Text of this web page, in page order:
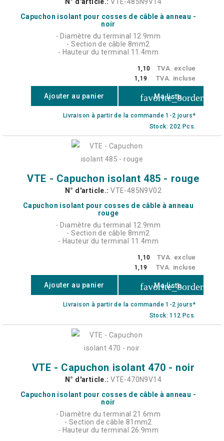
Capuchon isolant pour cosses de câble à anneau -
noir
- Diamètre du terminal 12.9mm
- Section de câble 8mm2
- Hauteur du terminal 11.4mm
1,10 TVA. exclue
1,19 TVA. incluse
Ajouter au panier favorite_border
Ma liste
Livraison à partir de la commande 1-2 jours*
Stock: 202 Pcs.
VTE - Capuchon isolant 485 - rouge
N° d'article.: VTE-485N9V02
Capuchon isolant pour cosses de câble à anneau
rouge
- Diamètre du terminal 12.9mm
- Section de câble 8mm2
- Hauteur du terminal 11.4mm
1,10 TVA. exclue
1,19 TVA. incluse
Ajouter au panier favorite_border
Ma liste
Livraison à partir de la commande 1-2 jours*
Stock: 112 Pcs.
VTE - Capuchon isolant 470 - noir
N° d'article.: VTE-470N9V14
Capuchon isolant pour cosses de câble à anneau -
noir
- Diamètre du terminal 21.6mm
- Section de câble 81mm2
- Hauteur du terminal 26.9mm